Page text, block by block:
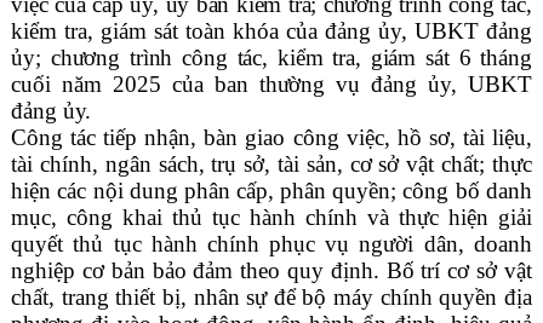
kiểm tra, giám sát toàn khóa của đảng ủy, UBKT đảng
ủy; chương trình công tác, kiểm tra, giám sát 6 tháng
cuối năm 2025 của ban thường vụ đảng ủy, UBKT
đảng ủy.
Công tác tiếp nhận, bàn giao công việc, hồ sơ, tài liệu,
tài chính, ngân sách, trụ sở, tài sản, cơ sở vật chất; thực
hiện các nội dung phân cấp, phân quyền; công bố danh
mục, công khai thủ tục hành chính và thực hiện giải
quyết thủ tục hành chính phục vụ người dân, doanh
nghiệp cơ bản bảo đảm theo quy định. Bố trí cơ sở vật
chất, trang thiết bị, nhân sự để bộ máy chính quyền địa